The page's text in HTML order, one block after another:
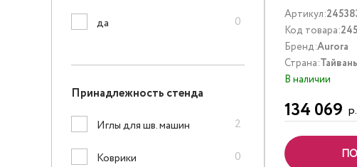
да 0
Принадлежность стенда
Иглы для шв. машин 2
Коврики 0
Артикул:
Код товара:
Бренд:Aurora
Страна:Тайвань
В наличии
134 069 р.